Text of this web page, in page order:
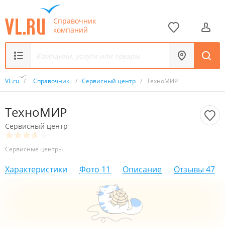
Справочник
компаний
VL.ru / Справочник / Сервисный центр / ТехноМИР
ТехноМИР
Сервисный центр
Сервисные центры
Характеристики Фото 11 Описание Отзывы 47